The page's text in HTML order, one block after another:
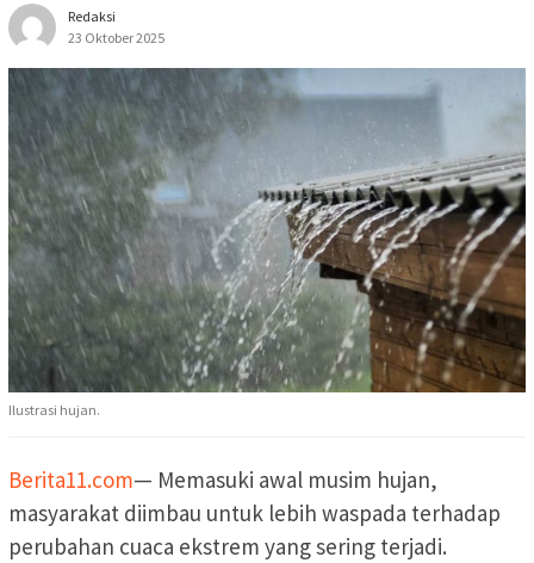
Redaksi
23 Oktober 2025
Ilustrasi hujan.
Berita11.com— Memasuki awal musim hujan,
masyarakat diimbau untuk lebih waspada terhadap
perubahan cuaca ekstrem yang sering terjadi.